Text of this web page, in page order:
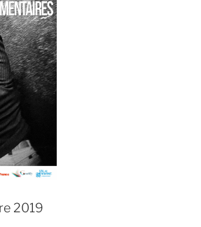
2019